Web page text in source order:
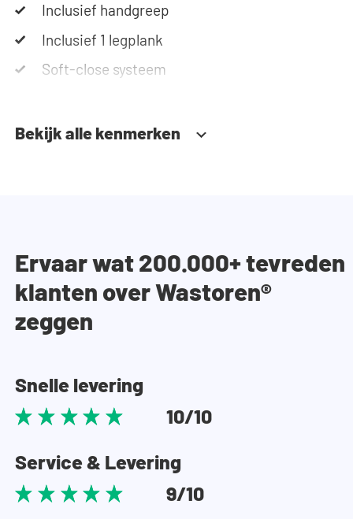
Inclusief handgreep
Inclusief 1 legplank
Soft-close systeem
Bekijk alle kenmerken
Ervaar wat 200.000+ tevreden
klanten over Wastoren®
zeggen
Snelle levering
10/10
Service & Levering
9/10